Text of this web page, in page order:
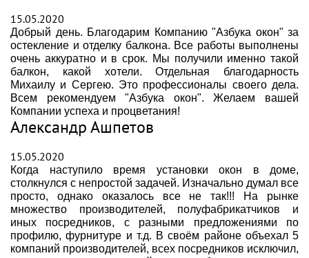
15.05.2020
Добрый день. Благодарим Компанию "Азбука окон" за
остекление и отделку балкона. Все работы выполнены
очень аккуратно и в срок. Мы получили именно такой
балкон, какой хотели. Отдельная благодарность
Михаилу и Сергею. Это профессионалы своего дела.
Всем рекомендуем "Азбука окон". Желаем вашей
Компании успеха и процветания!
Александр Ашпетов
15.05.2020
Когда наступило время установки окон в доме,
столкнулся с непростой задачей. Изначально думал все
просто, однако оказалось все не так!!! На рынке
множество производителей, полуфабрикатчиков и
иных посредников, с разными предложениями по
профилю, фурнитуре и т.д. В своём районе объехал 5
компаний производителей, всех посредников исключил,